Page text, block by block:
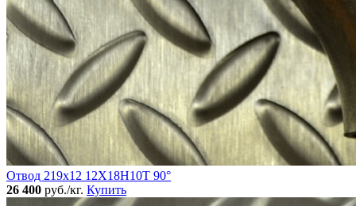
Отвод 219х12 12Х18Н10Т 90°
26 400 руб./кг. Купить